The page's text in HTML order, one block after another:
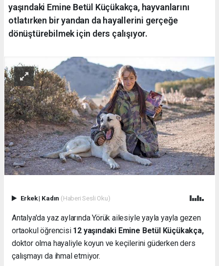
yaşındaki Emine Betül Küçükakça, hayvanlarını
otlatırken bir yandan da hayallerini gerçeğe
dönüştürebilmek için ders çalışıyor.
Erkek| Kadın (Haberi Sesli Oku)
Antalya'da yaz aylarında Yörük ailesiyle yayla yayla gezen
ortaokul öğrencisi 12 yaşındaki Emine Betül Küçükakça,
doktor olma hayaliyle koyun ve keçilerini güderken ders
çalışmayı da ihmal etmiyor.